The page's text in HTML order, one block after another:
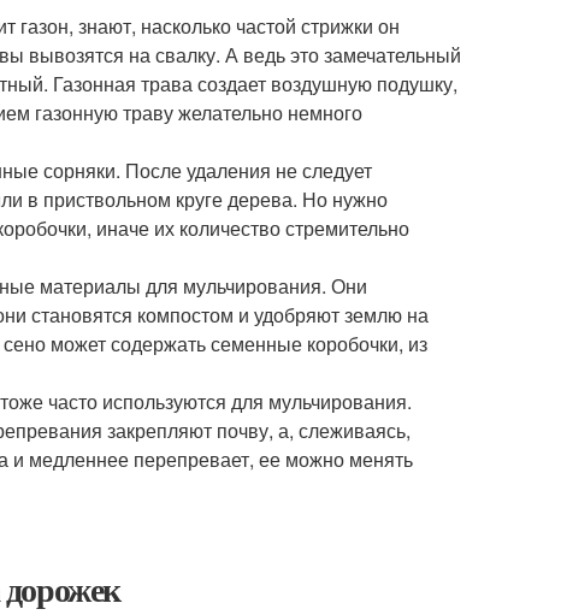
знают, насколько частой стрижки он
вывозятся на свалку. А ведь это замечательный
Газонная трава создает воздушную подушку,
газонную траву желательно немного
сорняки. После удаления не следует
в приствольном круге дерева. Но нужно
иначе их количество стремительно
материалы для мульчирования. Они
становятся компостом и удобряют землю на
может содержать семенные коробочки, из
часто используются для мульчирования.
закрепляют почву, а, слеживаясь,
и медленнее перепревает, ее можно менять